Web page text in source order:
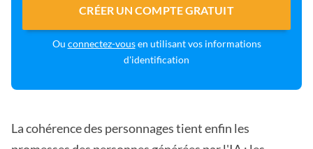
CRÉER UN COMPTE GRATUIT
Ou connectez-vousen utilisant vos informations
d'identification
La cohérence des personnages tient enfin les